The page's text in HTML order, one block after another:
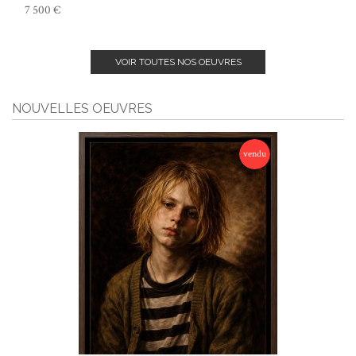
7 500 €
VOIR TOUTES NOS OEUVRES
NOUVELLES OEUVRES
vendu